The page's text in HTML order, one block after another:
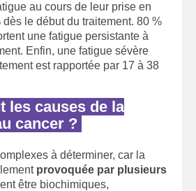
au cours de leur prise en
le début du traitement. 80 %
une fatigue persistante à
Enfin, une fatigue sévère
est rapportée par 17 à 38
les causes de la
cancer ?
à déterminer, car la
provoquée par plusieurs
être biochimiques,